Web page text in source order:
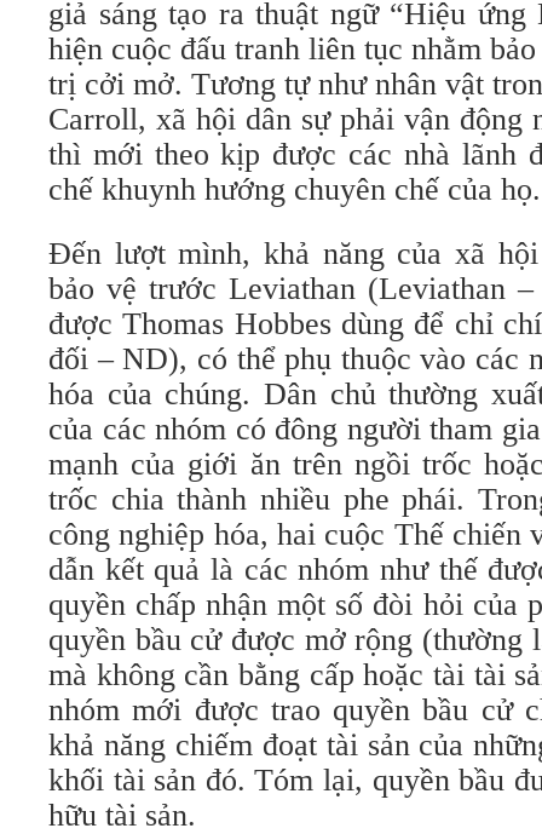
giả sáng tạo ra thuật ngữ “Hiệu
hiện cuộc đấu tranh liên tục nhằm
trị cởi mở. Tương tự như nhân vật
Carroll, xã hội dân sự phải vận động
thì mới theo kịp được các nhà lãnh
chế khuynh hướng chuyên chế của họ.
Đến lượt mình, khả năng của xã
bảo vệ trước Leviathan (Leviathan
được Thomas Hobbes dùng để chỉ
đối – ND), có thể phụ thuộc vào các
hóa của chúng. Dân chủ thường
của các nhóm có đông người tham
mạnh của giới ăn trên ngồi trốc
trốc chia thành nhiều phe phái.
công nghiệp hóa, hai cuộc Thế chiến
dẫn kết quả là các nhóm như thế
quyền chấp nhận một số đòi hỏi của
quyền bầu cử được mở rộng (thường
mà không cần bằng cấp hoặc tài tài
nhóm mới được trao quyền bầu cử
khả năng chiếm đoạt tài sản của
khối tài sản đó. Tóm lại, quyền bầu
hữu tài sản.